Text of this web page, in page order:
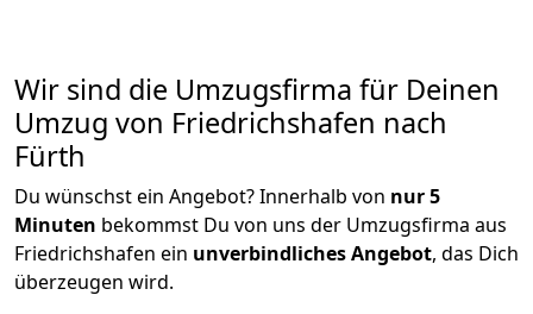
Wir sind die Umzugsfirma für Deinen
Umzug von Friedrichshafen nach
Fürth
Du wünschst ein Angebot? Innerhalb von nur 5
Minuten bekommst Du von uns der Umzugsfirma aus
Friedrichshafen ein unverbindliches Angebot, das Dich
überzeugen wird.